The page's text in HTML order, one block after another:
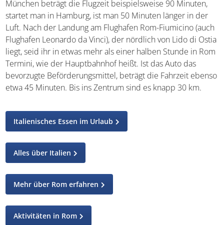
München beträgt die Flugzeit beispielsweise 90 Minuten,
startet man in Hamburg, ist man 50 Minuten länger in der
Luft. Nach der Landung am Flughafen Rom-Fiumicino (auch
Flughafen Leonardo da Vinci), der nördlich von Lido di Ostia
liegt, seid ihr in etwas mehr als einer halben Stunde in Rom
Termini, wie der Hauptbahnhof heißt. Ist das Auto das
bevorzugte Beförderungsmittel, beträgt die Fahrzeit ebenso
etwa 45 Minuten. Bis ins Zentrum sind es knapp 30 km.
Italienisches Essen im Urlaub
Alles über Italien
Mehr über Rom erfahren
Aktivitäten in Rom